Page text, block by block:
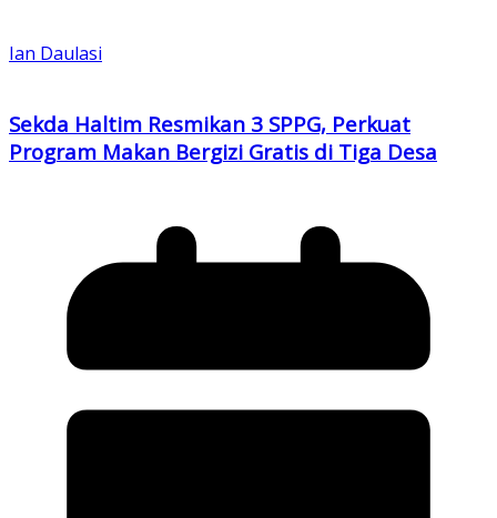
Ian Daulasi
Sekda Haltim Resmikan 3 SPPG, Perkuat
Program Makan Bergizi Gratis di Tiga Desa